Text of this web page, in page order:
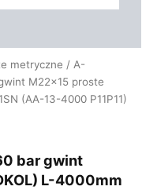
metryczne / A-
M22x15 proste
(AA-13-4000 P11P11)
bar gwint
L-4000mm